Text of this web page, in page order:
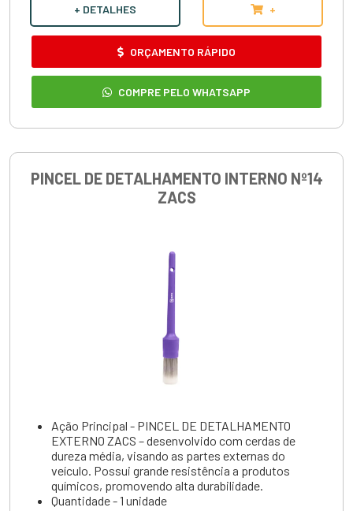
+ DETALHES +
ORÇAMENTO RÁPIDO
COMPRE PELO WHATSAPP
PINCEL DE DETALHAMENTO INTERNO Nº14
ZACS
Ação Principal - PINCEL DE DETALHAMENTO
EXTERNO ZACS – desenvolvido com cerdas de
dureza média, visando as partes externas do
veículo. Possui grande resistência a produtos
químicos, promovendo alta durabilidade.
Quantidade - 1 unidade